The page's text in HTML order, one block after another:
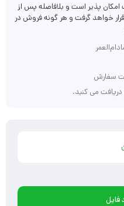
پذیر است و بلافاصله پس از
خواهد گرفت و هر گونه فروش در
سفارش
می کنید.
فایل